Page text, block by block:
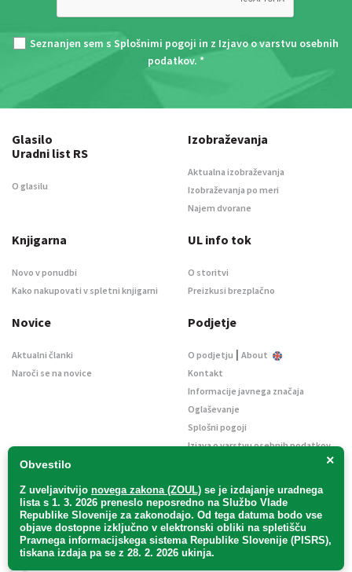
Seznanjen sem s Splošnimi pogoji in z Izjavo o varstvu osebnih
podatkov. *
×
Obvestilo
Z uveljavitvijo novega zakona (ZOUL) se je izdajanje uradnega
lista s 1. 3. 2026 preneslo neposredno na Službo Vlade
Republike Slovenije za zakonodajo. Od tega datuma bodo vse
objave dostopne izključno v elektronski obliki na spletišču
Pravnega informacijskega sistema Republike Slovenije (PISRS),
tiskana izdaja pa se z 28. 2. 2026 ukinja.
Glasilo
Uradni list RS
O glasilu
Izobraževanja
Aktualna izobraževanja
Izobraževanja po meri
Najem dvorane
Knjigarna
Novo v ponudbi
Kako nakupovati v spletni knjigarni
UL info tok
O storitvi
Preizkusi brezplačno
Novice
Aktualni članki
Naroči se na novice
Podjetje
O podjetju | About
Kontakt
Informacije javnega značaja
Oglaševanje
Splošni pogoji
Izjava o varstvu osebnih podatkov
Uradni list d. o. o. – v likvidaciji / Vse pravice pridržane.